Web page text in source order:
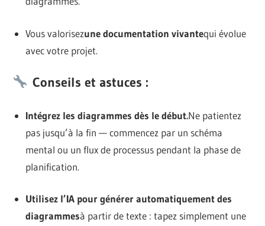
Vous valorisezune documentation vivantequi évolue
avec votre projet.
Conseils et astuces :
Intégrez les diagrammes dès le début.Ne patientez
pas jusqu’à la fin — commencez par un schéma
mental ou un flux de processus pendant la phase de
planification.
Utilisez l’IA pour générer automatiquement des
diagrammesà partir de texte : tapez simplement une